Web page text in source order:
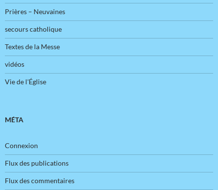
Prières – Neuvaines
secours catholique
Textes de la Messe
vidéos
Vie de l'Église
MÉTA
Connexion
Flux des publications
Flux des commentaires